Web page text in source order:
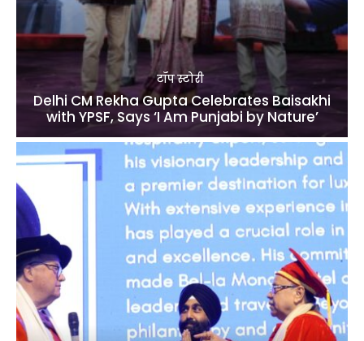
टॉप स्टोरी
Delhi CM Rekha Gupta Celebrates Baisakhi
with YPSF, Says ‘I Am Punjabi by Nature’